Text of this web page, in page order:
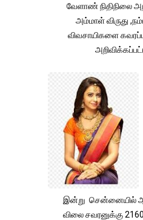
வேளாண் நிதிநிலை
அம்மாள் விருது
விவசாயிகளை
இன்று சென்னையில்
விலை சவரனுக்கு 2160